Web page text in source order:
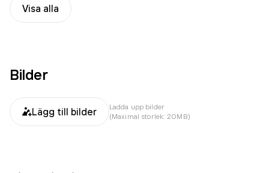
Visa alla
Bilder
Lägg till bilder
Ladda upp bilder
(Maximal storlek: 20MB)